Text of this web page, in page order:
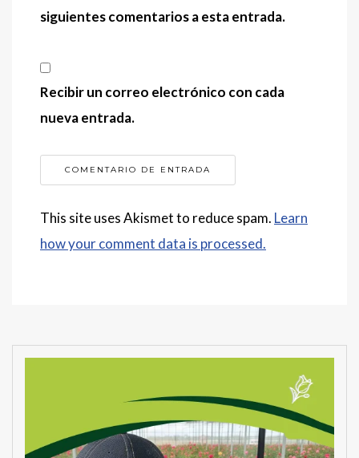
siguientes comentarios a esta entrada.
Recibir un correo electrónico con cada
nueva entrada.
This site uses Akismet to reduce spam. Learn
how your comment data is processed.